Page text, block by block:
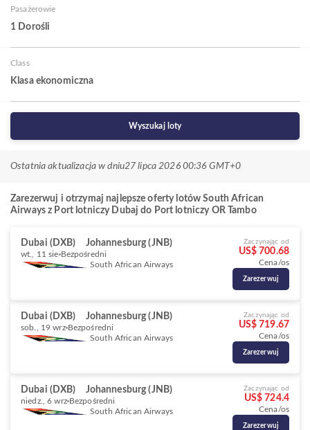
Pasażerowie
1 Dorośli
Class
Klasa ekonomiczna
Wyszukaj loty
Ostatnia aktualizacja w dniu27 lipca 2026 00:36 GMT+0
Zarezerwuj i otrzymaj najlepsze oferty lotów South African
Airways z Port lotniczy Dubaj do Port lotniczy OR Tambo
Dubai (DXB) Johannesburg (JNB)
wt., 11 sie Bezpośredni
South African Airways
Zaczynając od
US$ 700.68
Cena/os
Zarezerwuj
Dubai (DXB) Johannesburg (JNB)
sob., 19 wrz Bezpośredni
South African Airways
Zaczynając od
US$ 719.67
Cena/os
Zarezerwuj
Dubai (DXB) Johannesburg (JNB)
niedz., 6 wrz Bezpośredni
South African Airways
Zaczynając od
US$ 724.4
Cena/os
Zarezerwuj